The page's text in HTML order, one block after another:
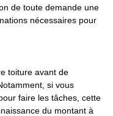
de toute demande une
nécessaires pour
toiture avant de
si vous
faire les tâches, cette
du montant à